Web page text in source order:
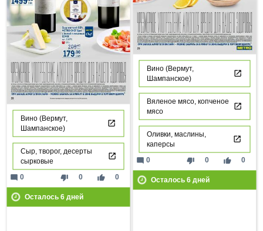
Вино (Вермут,
Шампанское)
Вяленое мясо, копченое
мясо
Оливки, маслины,
каперсы
thumb_down 0 thumb_up 0
mode_comment 0
Осталось 6дней
Вино (Вермут,
Шампанское)
Сыр, творог, десерты
сырковые
thumb_down 0 thumb_up 0
mode_comment 0
Осталось 6дней